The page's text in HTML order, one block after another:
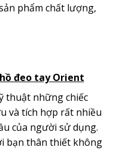
phẩm chất lượng,
đeo tay Orient
thuật những chiếc
và tích hợp rất nhiều
của người sử dụng.
bạn thân thiết không